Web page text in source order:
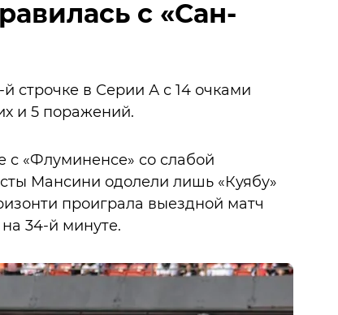
с «Сан-
строчке в Серии А с 14 очками
и 5 поражений.
«Флуминенсе» со слабой
Мансини одолели лишь «Куябу»
проиграла выездной матч
34-й минуте.